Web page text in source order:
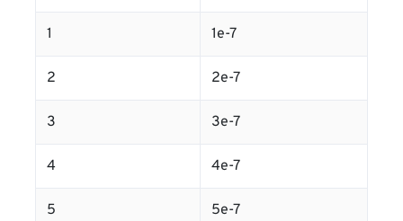
1 1e-7
2 2e-7
3 3e-7
4 4e-7
5 5e-7